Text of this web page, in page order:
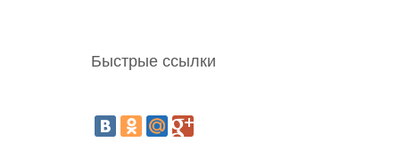
Быстрые ссылки